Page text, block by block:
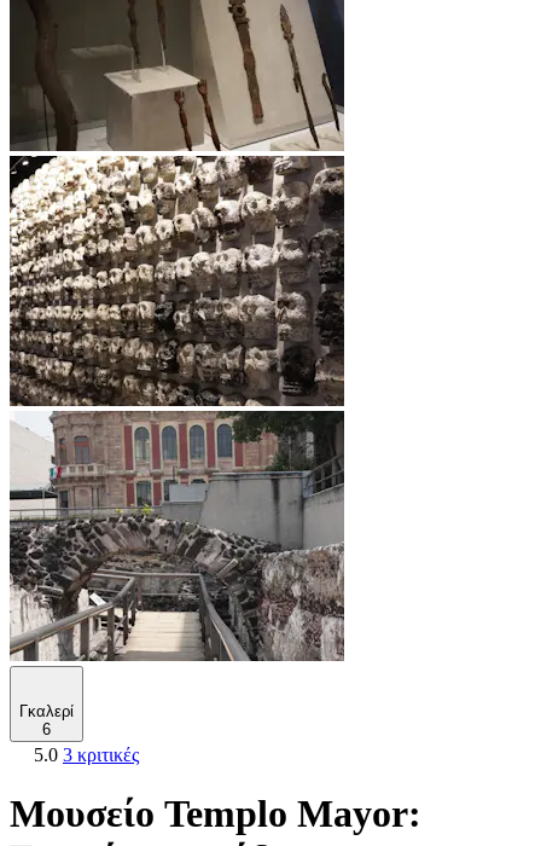
Γκαλερί
6
5.0 3 κριτικές
Μουσείο Templo Mayor: